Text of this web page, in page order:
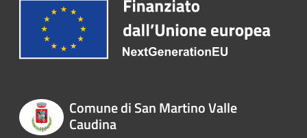
Comune di San Martino Valle
Caudina